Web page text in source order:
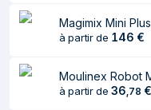
Tension d'entrée
AC
d'entrée AC
Magimix Mini Plus
à partir de 146 €
Moulinex Robot
à partir de 36,78 €